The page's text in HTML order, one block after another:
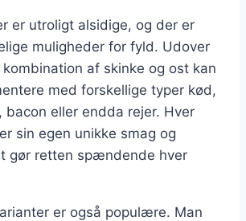
er utroligt alsidige, og der er
muligheder for fyld. Udover
af skinke og ost kan
med forskellige typer kød,
bacon eller endda rejer. Hver
sin egen unikke smag og
gør retten spændende hver
er også populære. Man